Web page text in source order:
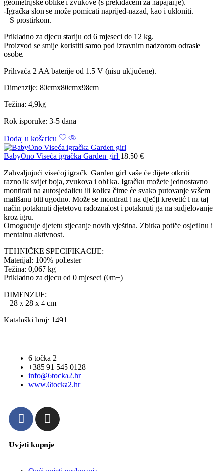
geometrijske oblike i zvukove (s prekidačem za napajanje).
-Igračka slon se može pomicati naprijed-nazad, kao i ukloniti.
– S prostirkom.
Prikladno za djecu stariju od 6 mjeseci do 12 kg.
Proizvod se smije koristiti samo pod izravnim nadzorom odrasle
osobe.
Prihvaća 2 AA baterije od 1,5 V (nisu uključene).
Dimenzije: 80cmx80cmx98cm
Težina: 4,9kg
Rok isporuke: 3-5 dana
Dodaj u košaricu
BabyOno Viseća igračka Garden girl 18.50 €
Zahvaljujući visećoj igrački Garden girl vaše će dijete otkriti
raznolik svijet boja, zvukova i oblika. Igračku možete jednostavno
montirati na autosjedalicu ili kolica čime će svako putovanje vašem
mališanu biti ugodno. Može se montirati i na dječji krevetić i na taj
način potaknuti djetetovu radoznalost i potaknuti ga na sudjelovanje
kroz igru.
Omogućuje djetetu stjecanje novih vještina. Zbirka potiče osjetilnu i
mentalnu aktivnost.
TEHNIČKE SPECIFIKACIJE:
Materijal: 100% poliester
Težina: 0,067 kg
Prikladno za djecu od 0 mjeseci (0m+)
DIMENZIJE:
– 28 x 28 x 4 cm
Kataloški broj: 1491
6 točka 2
+385 91 545 0128
info@6tocka2.hr
www.6tocka2.hr
Uvjeti kupnje